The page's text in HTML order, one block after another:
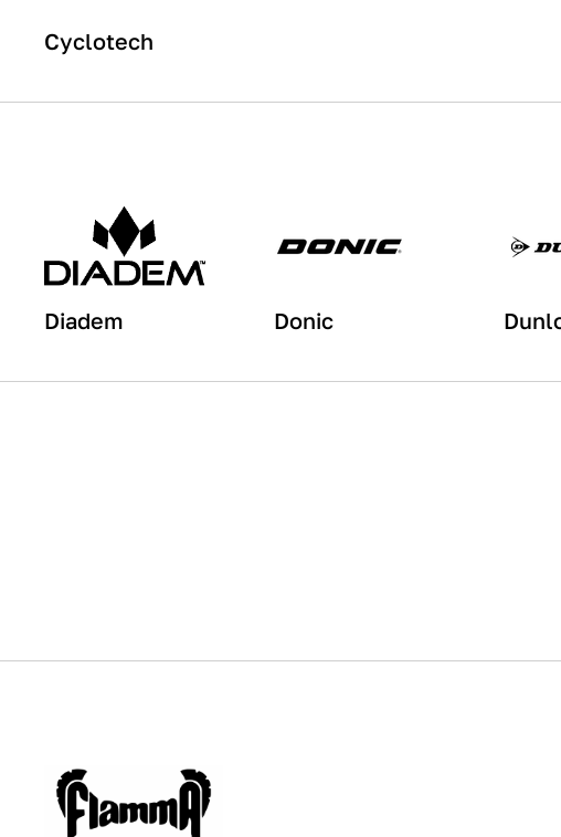
Cyclotech
Diadem Donic